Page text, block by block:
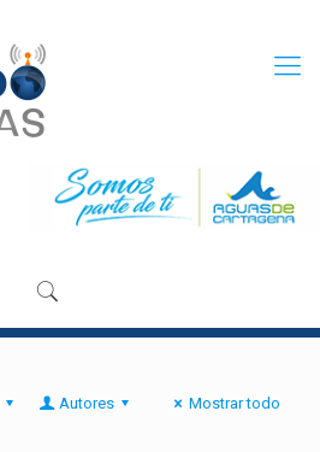
Autores Mostrar todo